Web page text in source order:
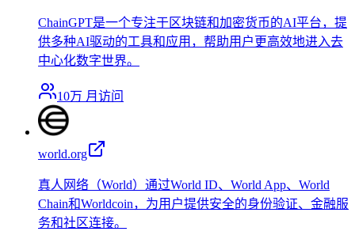
ChainGPT是一个专注于区块链和加密货币的AI平台，提
供多种AI驱动的工具和应用，帮助用户更高效地进入去
中心化数字世界。
10万 月访问
world.org
真人网络（World）通过World ID、World App、World
Chain和Worldcoin，为用户提供安全的身份验证、金融服
务和社区连接。